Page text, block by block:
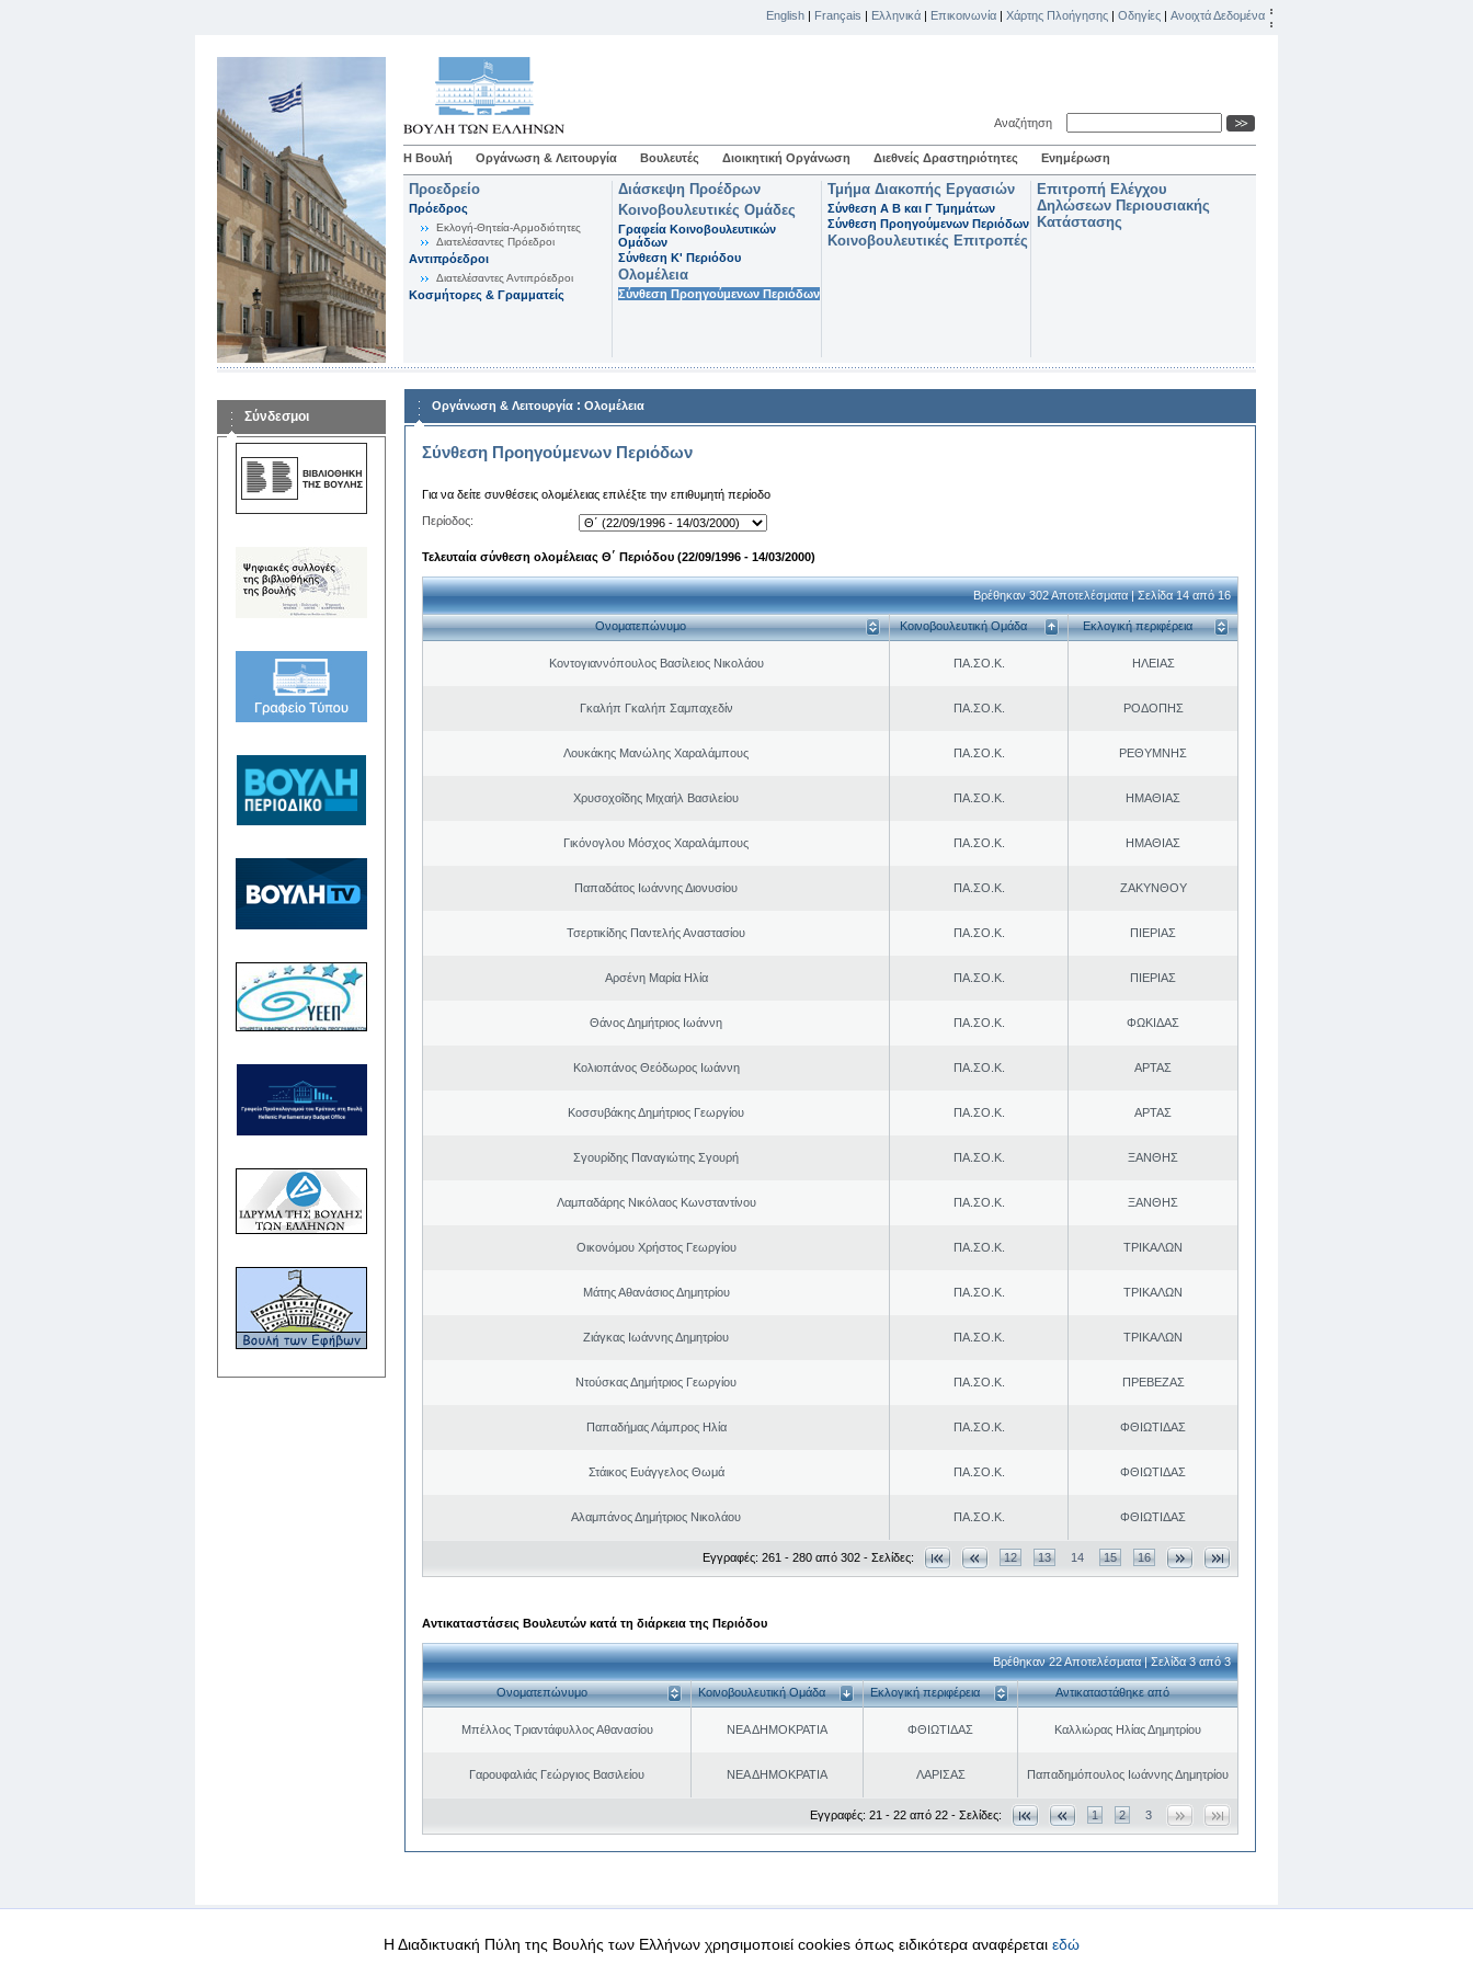
English | Français | Ελληνικά | Επικοινωνία | Χάρτης Πλοήγησης | Οδηγίες | Ανοιχτά Δεδομένα
Αναζήτηση
Η Βουλή Οργάνωση & Λειτουργία Βουλευτές Διοικητική Οργάνωση Διεθνείς Δραστηριότητες Ενημέρωση
Προεδρείο
Πρόεδρος
Εκλογή-Θητεία-Αρμοδιότητες
Διατελέσαντες Πρόεδροι
Αντιπρόεδροι
Διατελέσαντες Αντιπρόεδροι
Κοσμήτορες & Γραμματείς
Διάσκεψη Προέδρων
Κοινοβουλευτικές Ομάδες
Γραφεία Κοινοβουλευτικών
Ομάδων
Σύνθεση K' Περιόδου
Ολομέλεια
Σύνθεση Προηγούμενων Περιόδων
Τμήμα Διακοπής Εργασιών
Σύνθεση Α Β και Γ Τμημάτων
Σύνθεση Προηγούμενων Περιόδων
Κοινοβουλευτικές Επιτροπές
Επιτροπή Ελέγχου
Δηλώσεων Περιουσιακής
Κατάστασης
Σύνδεσμοι
Οργάνωση & Λειτουργία : Ολομέλεια
Σύνθεση Προηγούμενων Περιόδων
Για να δείτε συνθέσεις ολομέλειας επιλέξτε την επιθυμητή περίοδο
Περίοδος:
Τελευταία σύνθεση ολομέλειας Θ΄ Περιόδου (22/09/1996 - 14/03/2000)
Βρέθηκαν 302 Αποτελέσματα | Σελίδα 14 από 16
Ονοματεπώνυμο Κοινοβουλευτική Ομάδα Εκλογική περιφέρεια
Κοντογιαννόπουλος Βασίλειος Νικολάου ΠΑ.ΣΟ.Κ. ΗΛΕΙΑΣ
Γκαλήπ Γκαλήπ Σαμπαχεδίν ΠΑ.ΣΟ.Κ. ΡΟΔΟΠΗΣ
Λουκάκης Μανώλης Χαραλάμπους ΠΑ.ΣΟ.Κ. ΡΕΘΥΜΝΗΣ
Χρυσοχοΐδης Μιχαήλ Βασιλείου ΠΑ.ΣΟ.Κ. ΗΜΑΘΙΑΣ
Γικόνογλου Μόσχος Χαραλάμπους ΠΑ.ΣΟ.Κ. ΗΜΑΘΙΑΣ
Παπαδάτος Ιωάννης Διονυσίου ΠΑ.ΣΟ.Κ. ΖΑΚΥΝΘΟΥ
Τσερτικίδης Παντελής Αναστασίου ΠΑ.ΣΟ.Κ. ΠΙΕΡΙΑΣ
Αρσένη Μαρία Ηλία ΠΑ.ΣΟ.Κ. ΠΙΕΡΙΑΣ
Θάνος Δημήτριος Ιωάννη ΠΑ.ΣΟ.Κ. ΦΩΚΙΔΑΣ
Κολιοπάνος Θεόδωρος Ιωάννη ΠΑ.ΣΟ.Κ. ΑΡΤΑΣ
Κοσσυβάκης Δημήτριος Γεωργίου ΠΑ.ΣΟ.Κ. ΑΡΤΑΣ
Σγουρίδης Παναγιώτης Σγουρή ΠΑ.ΣΟ.Κ. ΞΑΝΘΗΣ
Λαμπαδάρης Νικόλαος Κωνσταντίνου ΠΑ.ΣΟ.Κ. ΞΑΝΘΗΣ
Οικονόμου Χρήστος Γεωργίου ΠΑ.ΣΟ.Κ. ΤΡΙΚΑΛΩΝ
Μάτης Αθανάσιος Δημητρίου ΠΑ.ΣΟ.Κ. ΤΡΙΚΑΛΩΝ
Ζιάγκας Ιωάννης Δημητρίου ΠΑ.ΣΟ.Κ. ΤΡΙΚΑΛΩΝ
Ντούσκας Δημήτριος Γεωργίου ΠΑ.ΣΟ.Κ. ΠΡΕΒΕΖΑΣ
Παπαδήμας Λάμπρος Ηλία ΠΑ.ΣΟ.Κ. ΦΘΙΩΤΙΔΑΣ
Στάικος Ευάγγελος Θωμά ΠΑ.ΣΟ.Κ. ΦΘΙΩΤΙΔΑΣ
Αλαμπάνος Δημήτριος Νικολάου ΠΑ.ΣΟ.Κ. ΦΘΙΩΤΙΔΑΣ
Εγγραφές: 261 - 280 από 302 - Σελίδες: 12 13 14 15 16
Αντικαταστάσεις Βουλευτών κατά τη διάρκεια της Περιόδου
Βρέθηκαν 22 Αποτελέσματα | Σελίδα 3 από 3
Ονοματεπώνυμο Κοινοβουλευτική Ομάδα Εκλογική περιφέρεια Αντικαταστάθηκε από
Μπέλλος Τριαντάφυλλος Αθανασίου ΝΕΑ ΔΗΜΟΚΡΑΤΙΑ ΦΘΙΩΤΙΔΑΣ Καλλιώρας Ηλίας Δημητρίου
Γαρουφαλιάς Γεώργιος Βασιλείου ΝΕΑ ΔΗΜΟΚΡΑΤΙΑ ΛΑΡΙΣΑΣ Παπαδημόπουλος Ιωάννης Δημητρίου
Εγγραφές: 21 - 22 από 22 - Σελίδες: 1 2 3
Όροι χρήσης Προσωπικά δεδομένα Ασφάλεια & Πρόσβαση
Η Διαδικτυακή Πύλη της Βουλής των Ελλήνων χρησιμοποιεί cookies όπως ειδικότερα αναφέρεται εδώ